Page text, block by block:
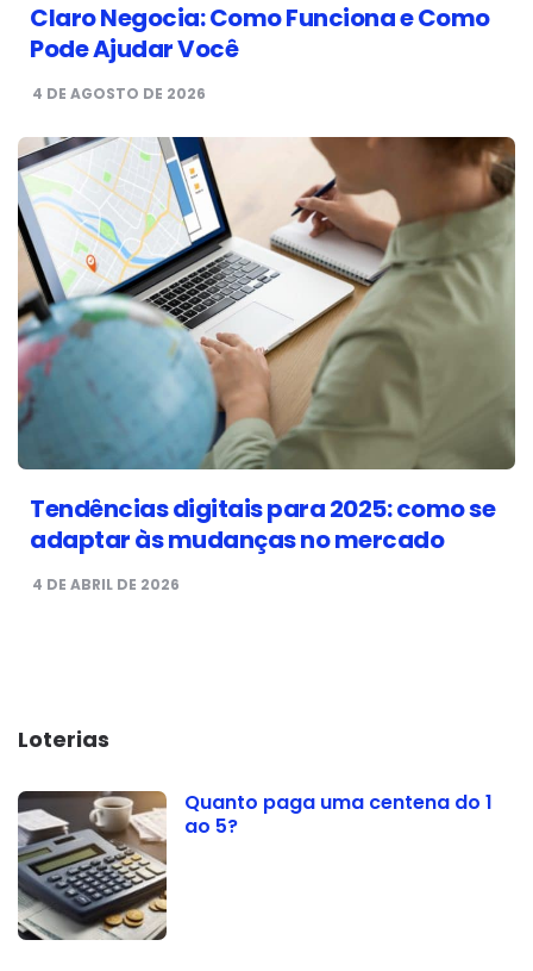
Claro Negocia: Como Funciona e Como
Pode Ajudar Você
4 DE AGOSTO DE 2026
Tendências digitais para 2025: como se
adaptar às mudanças no mercado
4 DE ABRIL DE 2026
Loterias
Quanto paga uma centena do 1
ao 5?